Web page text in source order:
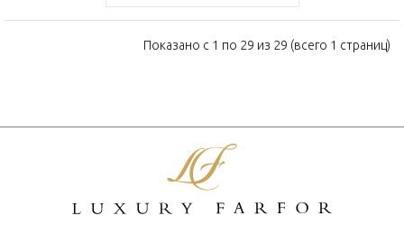
Показано с 1 по 29 из 29 (всего 1 страниц)